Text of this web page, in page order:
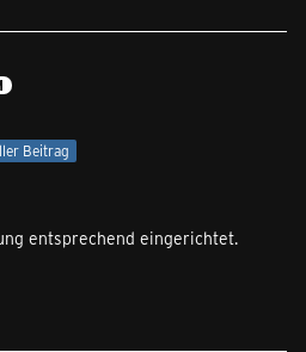
Beitrag
entsprechend eingerichtet.